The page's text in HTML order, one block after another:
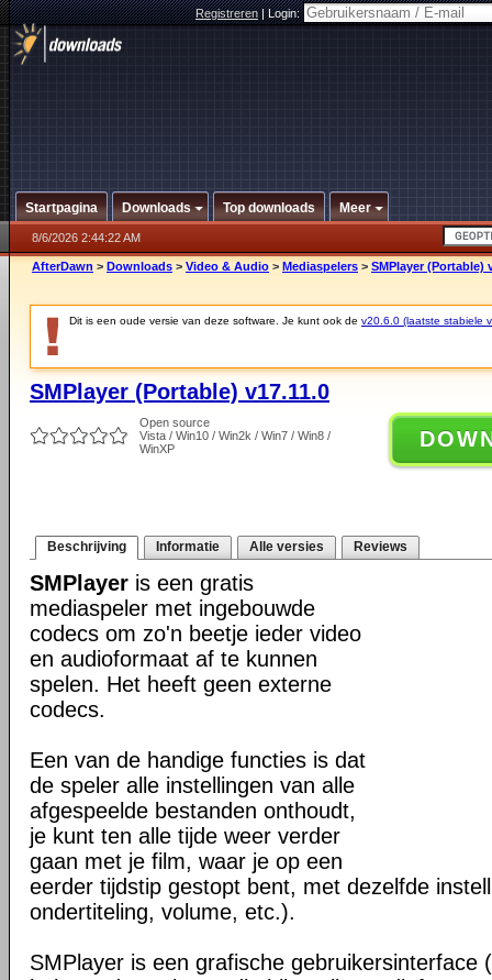
Registreren|Login:
Startpagina Downloads Top downloads Meer
8/6/2026 2:44:22 AM
AfterDawn > Downloads > Video & Audio > Mediaspelers > SMPlayer (Portable)
Dit is een oude versie van deze software. Je kunt ook de v20.6.0 (laatste stabiele
SMPlayer (Portable) v17.11.0
Open source
Vista / Win10 / Win2k / Win7 / Win8 /
WinXP
Beschrijving Informatie Alle versies Reviews
SMPlayer is een gratis
mediaspeler met ingebouwde
codecs om zo'n beetje ieder video
en audioformaat af te kunnen
spelen. Het heeft geen externe
codecs.
Een van de handige functies is dat
de speler alle instellingen van alle
afgespeelde bestanden onthoudt,
je kunt ten alle tijde weer verder
gaan met je film, waar je op een
eerder tijdstip gestopt bent, met dezelfde
ondertiteling, volume, etc.).
SMPlayer is een grafische gebruikersinterface